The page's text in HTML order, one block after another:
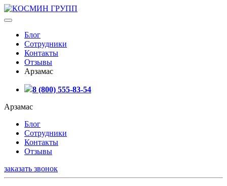
Блог
Сотрудники
Контакты
Отзывы
Арзамас
8 (800) 555-83-54
Арзамас
Блог
Сотрудники
Контакты
Отзывы
заказать звонок